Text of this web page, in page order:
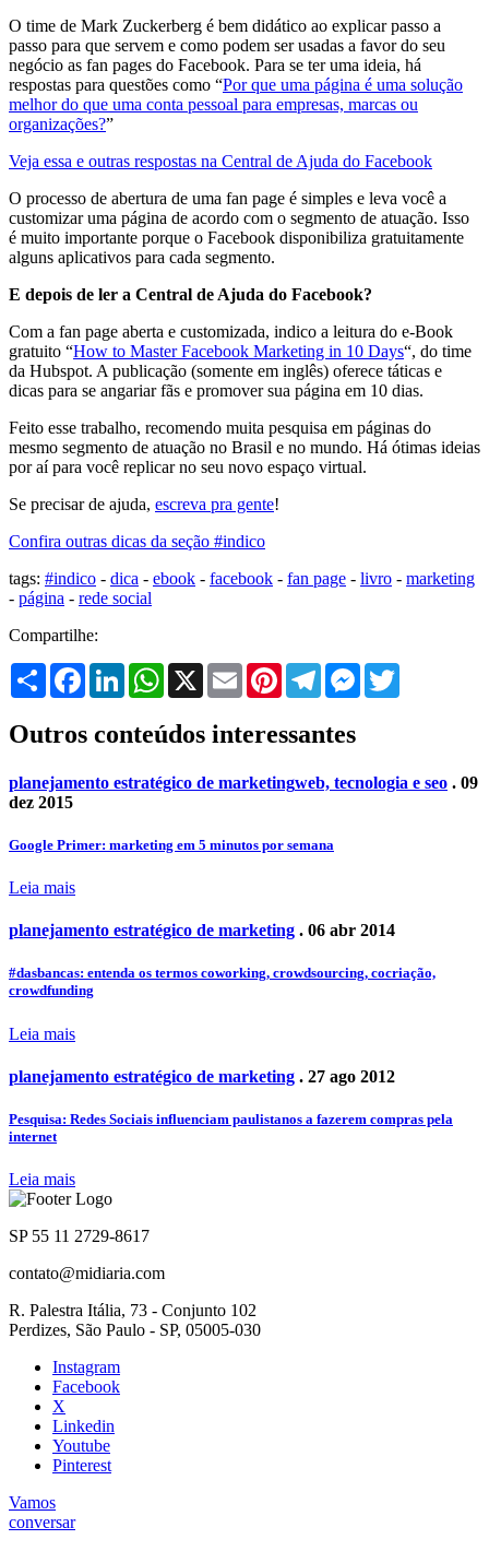
O time de Mark Zuckerberg é bem didático ao explicar passo a
passo para que servem e como podem ser usadas a favor do seu
negócio as fan pages do Facebook. Para se ter uma ideia, há
respostas para questões como “Por que uma página é uma solução
melhor do que uma conta pessoal para empresas, marcas ou
organizações?”
Veja essa e outras respostas na Central de Ajuda do Facebook
O processo de abertura de uma fan page é simples e leva você a
customizar uma página de acordo com o segmento de atuação. Isso
é muito importante porque o Facebook disponibiliza gratuitamente
alguns aplicativos para cada segmento.
E depois de ler a Central de Ajuda do Facebook?
Com a fan page aberta e customizada, indico a leitura do e-Book
gratuito “How to Master Facebook Marketing in 10 Days“, do time
da Hubspot. A publicação (somente em inglês) oferece táticas e
dicas para se angariar fãs e promover sua página em 10 dias.
Feito esse trabalho, recomendo muita pesquisa em páginas do
mesmo segmento de atuação no Brasil e no mundo. Há ótimas ideias
por aí para você replicar no seu novo espaço virtual.
Se precisar de ajuda, escreva pra gente!
Confira outras dicas da seção #indico
tags: #indico - dica - ebook - facebook - fan page - livro - marketing
- página - rede social
Compartilhe:
Share FacebookLinkedInWhatsApp
X Email PinterestTelegramMessenger
Outros conteúdos interessantes
planejamento estratégico de marketingweb, tecnologia e seo . 09
dez 2015
Google Primer: marketing em 5 minutos por semana
Leia mais
planejamento estratégico de marketing . 06 abr 2014
#dasbancas: entenda os termos coworking, crowdsourcing, cocriação,
crowdfunding
Leia mais
planejamento estratégico de marketing . 27 ago 2012
Pesquisa: Redes Sociais influenciam paulistanos a fazerem compras pela
internet
Leia mais
SP 55 11 2729-8617
contato@midiaria.com
R. Palestra Itália, 73 - Conjunto 102
Perdizes, São Paulo - SP, 05005-030
Instagram
Facebook
X
Linkedin
Youtube
Pinterest
Vamos
conversar